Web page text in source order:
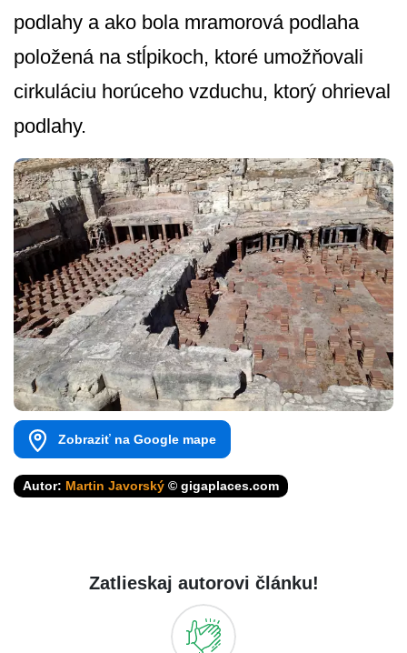
podlahy a ako bola mramorová podlaha
položená na stĺpikoch, ktoré umožňovali
cirkuláciu horúceho vzduchu, ktorý ohrieval
podlahy.
Zobraziť na Google mape
Autor: Martin Javorský © gigaplaces.com
Zatlieskaj autorovi článku!